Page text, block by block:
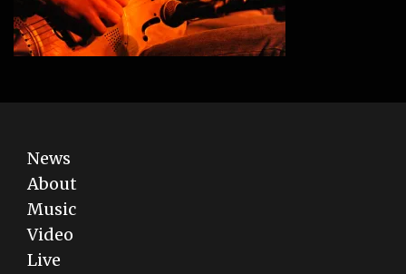
News
About
Music
Video
Live